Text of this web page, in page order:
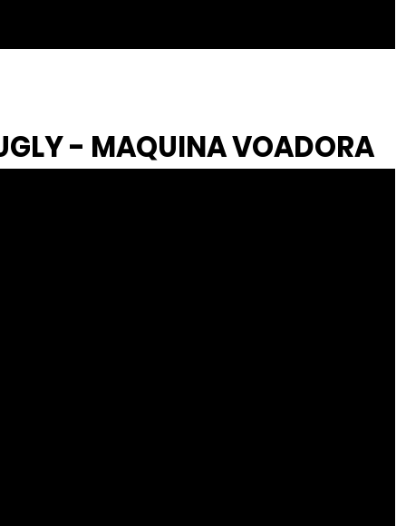
- MAQUINA VOADORA